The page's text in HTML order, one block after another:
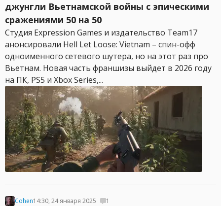
джунгли Вьетнамской войны с эпическими
сражениями 50 на 50
Студия Expression Games и издательство Team17
анонсировали Hell Let Loose: Vietnam – спин-офф
одноименного сетевого шутера, но на этот раз про
Вьетнам. Новая часть франшизы выйдет в 2026 году
на ПК, PS5 и Xbox Series,...
Cohen14:30, 24 января 2025 1